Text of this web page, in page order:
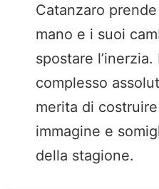
Catanzaro
mano e i suoi
spostare
complesso
merita di
immagine e
della stagione.